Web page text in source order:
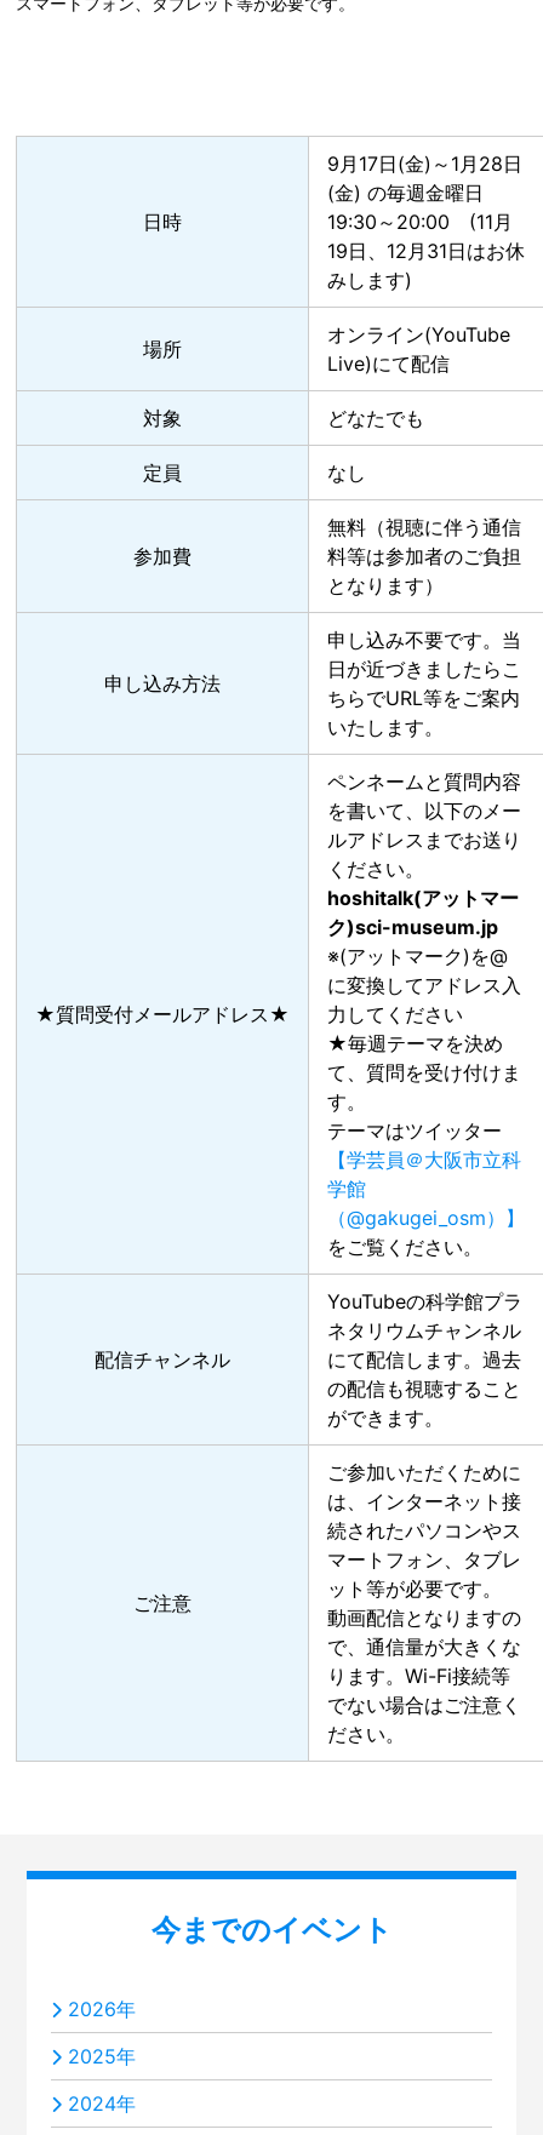
日時
9月17日(金)～1月28日
(金) の毎週金曜日
19:30～20:00 (11月
19日、12月31日はお休
みします)
場所
オンライン(YouTube
Live)にて配信
対象 どなたでも
定員 なし
参加費
無料（視聴に伴う通信
料等は参加者のご負担
となります）
申し込み方法
申し込み不要です。当
日が近づきましたらこ
ちらでURL等をご案内
いたします。
★質問受付メールアドレス★
ペンネームと質問内容
を書いて、以下のメー
ルアドレスまでお送り
ください。
hoshitalk(アットマー
ク)sci-museum.jp
※(アットマーク)を@
に変換してアドレス入
力してください
★毎週テーマを決め
て、質問を受け付けま
す。
テーマはツイッター
【学芸員＠大阪市立科
学館
（@gakugei_osm）】
をご覧ください。
配信チャンネル
YouTubeの科学館プラ
ネタリウムチャンネル
にて配信します。過去
の配信も視聴すること
ができます。
ご注意
ご参加いただくために
は、インターネット接
続されたパソコンやス
マートフォン、タブレ
ット等が必要です。
動画配信となりますの
で、通信量が大きくな
ります。Wi-Fi接続等
でない場合はご注意く
ださい。
今までのイベント
2026年
2025年
2024年